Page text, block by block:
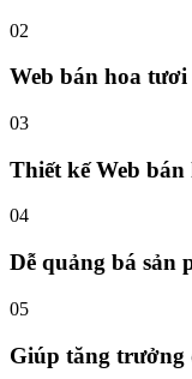
02
Web bán hoa
03
Thiết kế Web bán
04
Dễ quảng bá sản
05
Giúp tăng trưởng